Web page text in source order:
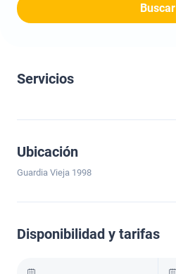
Buscar
Servicios
Ubicación
Guardia Vieja 1998
Disponibilidad y tarifas